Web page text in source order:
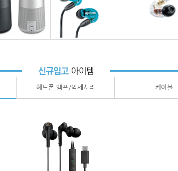
헤드폰 앰프/악세사리 케이블